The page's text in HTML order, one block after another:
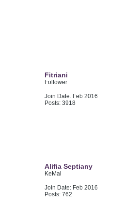
Fitriani
Follower
Join Date: Feb 2016
Posts: 3918
Alifia Septiany
KeMal
Join Date: Feb 2016
Posts: 762